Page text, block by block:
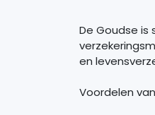
De Goudse is
en
Voordelen